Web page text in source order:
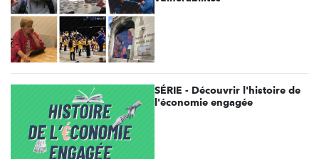
SÉRIE - Découvrir l'histoire de
l'économie engagée